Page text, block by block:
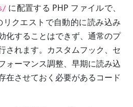
に配置する PHP ファイルで、
クエストで自動的に読み込み
化することはできず、通常のプ
されます。カスタムフック、セ
ォーマンス調整、早期に読み込
在させておく必要があるコード